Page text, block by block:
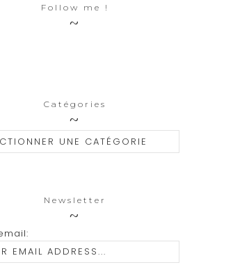
Follow me !
Catégories
Newsletter